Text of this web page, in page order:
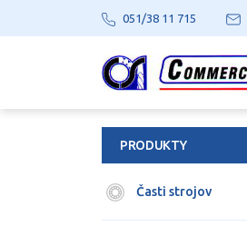
PRODUKTY
Časti strojov
051/38 11 715